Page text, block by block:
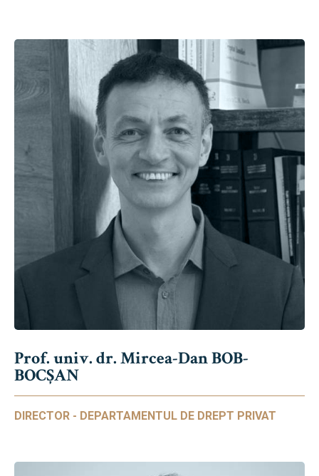
Prof. univ. dr. Mircea-Dan BOB-
BOCȘAN
DIRECTOR - DEPARTAMENTUL DE DREPT PRIVAT